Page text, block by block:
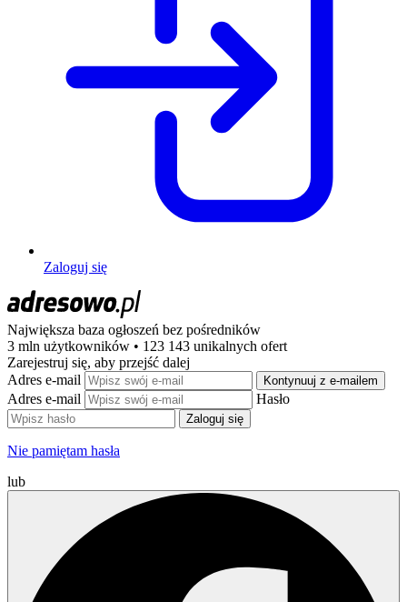
Zaloguj się
Największa baza ogłoszeń bez pośredników
3 mln użytkowników • 123 143 unikalnych ofert
Zarejestruj się, aby przejść dalej
Adres e-mail
Kontynuuj z e-mailem
Adres e-mail Hasło
Zaloguj się
Nie pamiętam hasła
lub